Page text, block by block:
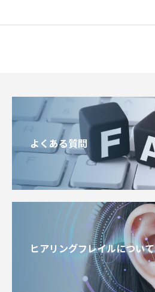
よくある質問
ヒアリングフレイルについて